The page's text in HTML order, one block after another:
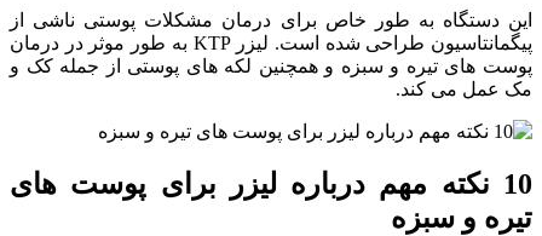
این دستگاه به ‌طور خاص برای درمان مشکلات پوستی ناشی از
پیگمانتاسیون طراحی شده است. لیزر KTP به‌ طور موثر در درمان
پوست‌ های تیره و سبزه و همچنین لکه‌ های پوستی از جمله کک و
مک عمل می کند.
10 نکته مهم درباره لیزر برای پوست ‌های
تیره و سبزه